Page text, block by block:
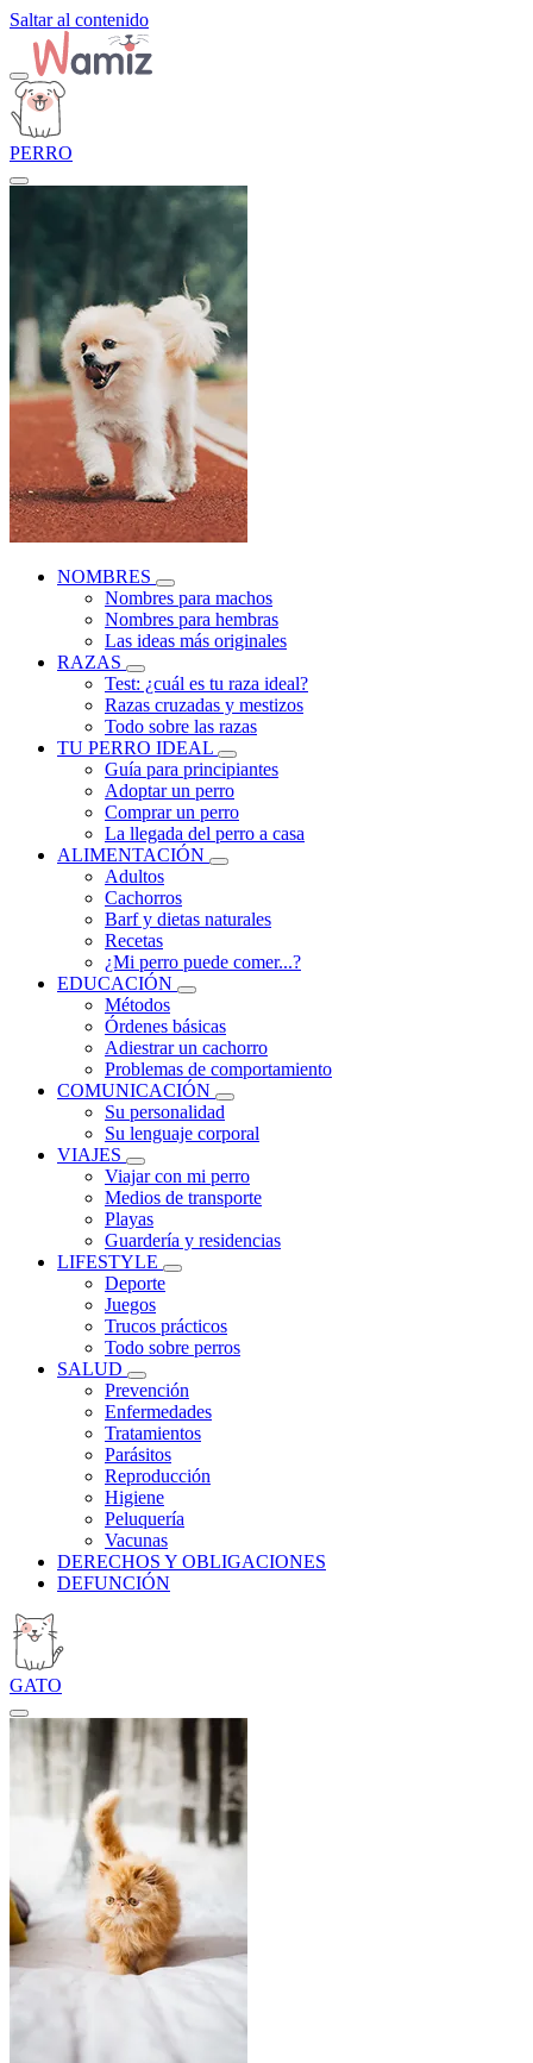
Saltar al contenido
PERRO
NOMBRES
Nombres para machos
Nombres para hembras
Las ideas más originales
RAZAS
Test: ¿cuál es tu raza ideal?
Razas cruzadas y mestizos
Todo sobre las razas
TU PERRO IDEAL
Guía para principiantes
Adoptar un perro
Comprar un perro
La llegada del perro a casa
ALIMENTACIÓN
Adultos
Cachorros
Barf y dietas naturales
Recetas
¿Mi perro puede comer...?
EDUCACIÓN
Métodos
Órdenes básicas
Adiestrar un cachorro
Problemas de comportamiento
COMUNICACIÓN
Su personalidad
Su lenguaje corporal
VIAJES
Viajar con mi perro
Medios de transporte
Playas
Guardería y residencias
LIFESTYLE
Deporte
Juegos
Trucos prácticos
Todo sobre perros
SALUD
Prevención
Enfermedades
Tratamientos
Parásitos
Reproducción
Higiene
Peluquería
Vacunas
DERECHOS Y OBLIGACIONES
DEFUNCIÓN
GATO